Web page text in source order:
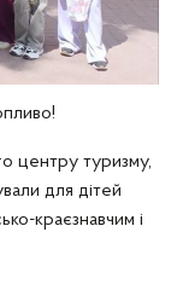
центру туризму,
для дітей
краєзнавчим і